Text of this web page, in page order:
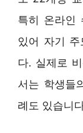
특히 온라인
있어 자기
다. 실제로
서는 학생들
례도 있습니